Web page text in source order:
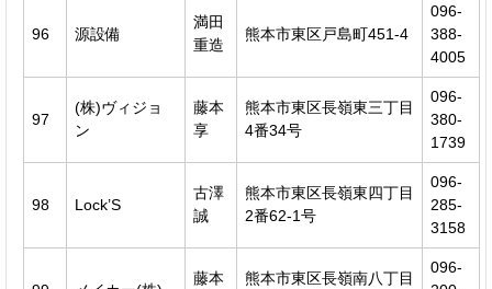
96 源設備
満田
重造
熊本市東区戸島町451-4
096-
388-
4005
97
(株)ヴィジョ
ン
藤本
享
熊本市東区長嶺東三丁目
4番34号
096-
380-
1739
98 Lock’S
古澤
誠
熊本市東区長嶺東四丁目
2番62-1号
096-
285-
3158
藤本
熊本市東区長嶺南八丁目
096-